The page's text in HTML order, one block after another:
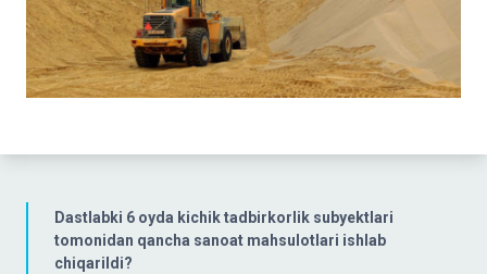
Dastlabki 6 oyda kichik tadbirkorlik subyektlari
tomonidan qancha sanoat mahsulotlari ishlab
chiqarildi?